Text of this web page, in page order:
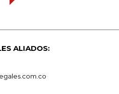
ALIADOS: